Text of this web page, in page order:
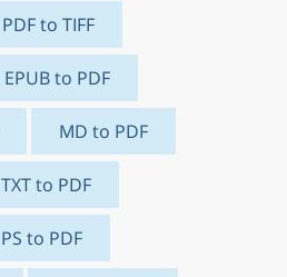
PDF to TIFF
EPUB to PDF
MD to PDF
TXT to PDF
PS to PDF